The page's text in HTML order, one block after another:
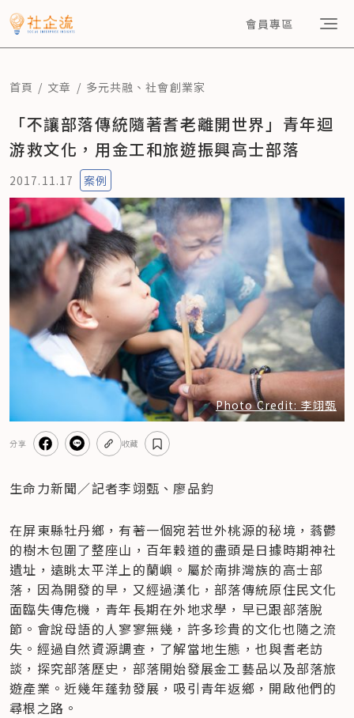
會員專區
首頁 文章 多元共融 、社會創業家
「不讓部落傳統隨著耆老離開世界」青年迴
游救文化，用金工和旅遊振興高士部落
2017.11.17 案例
Photo Credit: 李翊甄
分享 收藏
生命力新聞／記者李翊甄、廖品鈞
在屏東縣牡丹鄉，有著一個宛若世外桃源的秘境，蓊鬱
的樹木包圍了整座山，百年穀道的盡頭是日據時期神社
遺址，遠眺太平洋上的蘭嶼。屬於南排灣族的高士部
落，因為開發的早，又經過漢化，部落傳統原住民文化
面臨失傳危機，青年長期在外地求學，早已跟部落脫
節。會說母語的人寥寥無幾，許多珍貴的文化也隨之流
失。經過自然資源調查，了解當地生態，也與耆老訪
談，探究部落歷史，部落開始發展金工藝品以及部落旅
遊產業。近幾年蓬勃發展，吸引青年返鄉，開啟他們的
尋根之路。